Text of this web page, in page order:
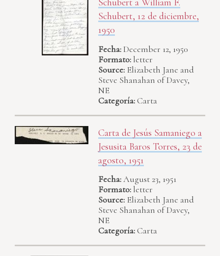
Schubert a William F.
Schubert, 12 de diciembre,
1950
Fecha:December 12, 1950
Formato: letter
Source: Elizabeth Jane and
Steve Shanahan of Davey,
NE
Categoría:Carta
Carta de Jesús Samaniego a
Jesusita Baros Torres, 23 de
agosto, 1951
Fecha:August 23, 1951
Formato: letter
Source: Elizabeth Jane and
Steve Shanahan of Davey,
NE
Categoría:Carta